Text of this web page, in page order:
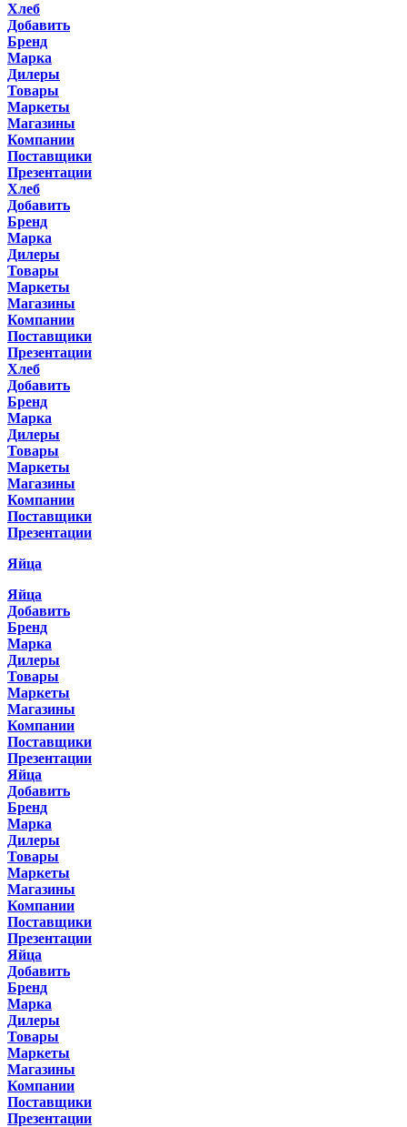
Хлеб
Добавить
Бренд
Марка
Дилеры
Товары
Маркеты
Магазины
Компании
Поставщики
Презентации
Хлеб
Добавить
Бренд
Марка
Дилеры
Товары
Маркеты
Магазины
Компании
Поставщики
Презентации
Хлеб
Добавить
Бренд
Марка
Дилеры
Товары
Маркеты
Магазины
Компании
Поставщики
Презентации
Яйца
Яйца
Добавить
Бренд
Марка
Дилеры
Товары
Маркеты
Магазины
Компании
Поставщики
Презентации
Яйца
Добавить
Бренд
Марка
Дилеры
Товары
Маркеты
Магазины
Компании
Поставщики
Презентации
Яйца
Добавить
Бренд
Марка
Дилеры
Товары
Маркеты
Магазины
Компании
Поставщики
Презентации